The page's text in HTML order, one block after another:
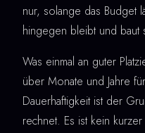
nur, solange das Budget
hingegen bleibt und baut
Was einmal an guter
über Monate und Jahre
Dauerhaftigkeit ist der
rechnet. Es ist kein